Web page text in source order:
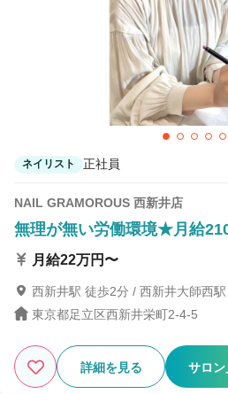
ネイリスト 正社員
NAIL GRAMOROUS 西新井店
無理が無い労働環境★月給
月給22万円〜
西新井駅 徒歩2分 / 西新井大師西
東京都足立区西新井栄町2-4-5
詳細を見る サロ